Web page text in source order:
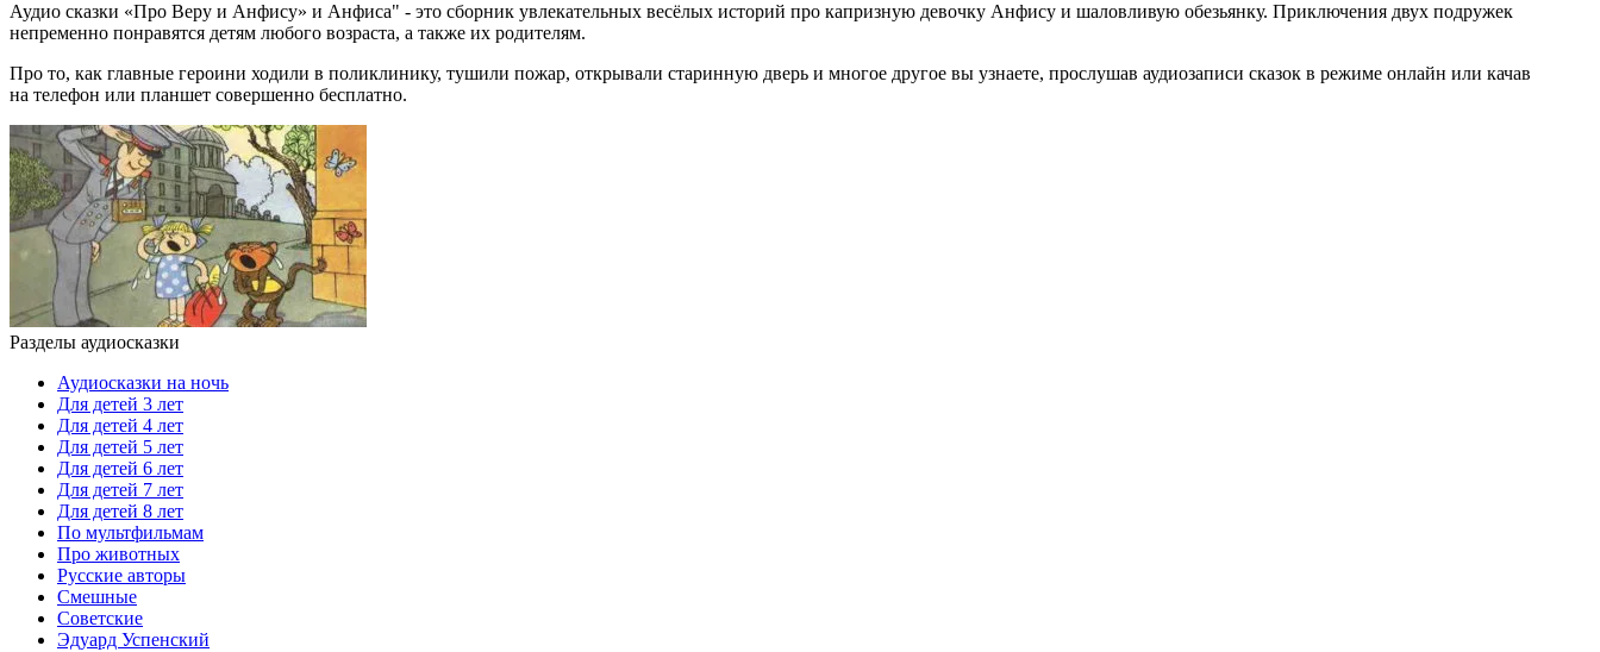
Аудио сказки «Про Веру и Анфису» и Анфиса" - это сборник увлекательных весёлых историй про капризную девочку Анфису и шаловливую обезьянку. Приключения двух подружек
непременно понравятся детям любого возраста, а также их родителям.
Про то, как главные героини ходили в поликлинику, тушили пожар, открывали старинную дверь и многое другое вы узнаете, прослушав аудиозаписи сказок в режиме онлайн или качав
на телефон или планшет совершенно бесплатно.
Разделы аудиосказки
Аудиосказки на ночь
Для детей 3 лет
Для детей 4 лет
Для детей 5 лет
Для детей 6 лет
Для детей 7 лет
Для детей 8 лет
По мультфильмам
Про животных
Русские авторы
Смешные
Советские
Эдуард Успенский